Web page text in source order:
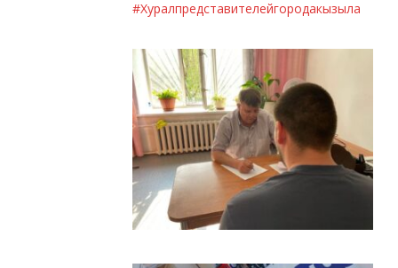
#Хуралпредставителейгородакызыла